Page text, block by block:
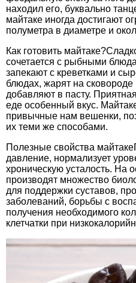
находил его, буквально
майтаке иногда достигают
полуметра в диаметре и
Как готовить
сочетается с рыбными
запекают с креветками и
блюдах, жарят на сковороде
добавляют в пасту.
еде особенный вкус.
привычные нам вешенки,
их теми же способами.
Полезные свойства
давление, нормализует
хроническую усталость. На
производят множество
для поддержки суставов,
заболеваний, борьбы с
получения необходимого
клетчатки при